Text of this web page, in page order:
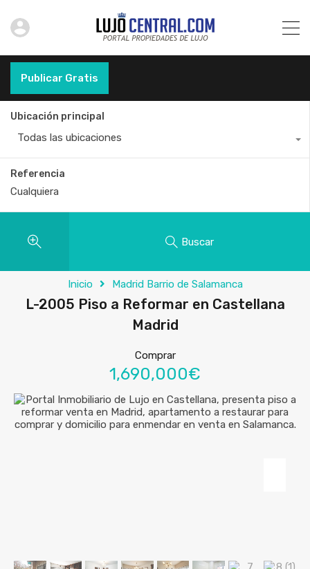
Publicar Gratis
Ubicación principal
Todas las ubicaciones
Referencia
Buscar
Inicio Madrid Barrio de Salamanca
L-2005 Piso a Reformar en Castellana
Madrid
Comprar
1,690,000€